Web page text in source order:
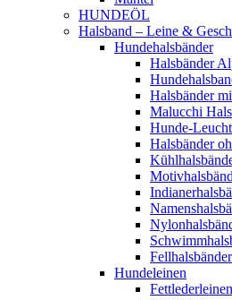
HUNDEÖL
Halsband – Leine &
Hundehalsbänder
Halsbänder
Halsbänder
Malucchi
Hunde-
Halsbänder
Fellhalsbänder
Hundeleinen
Fettlederleinen